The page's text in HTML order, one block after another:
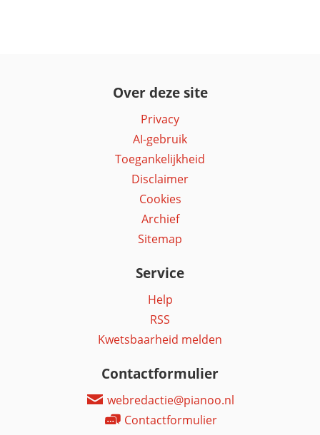
Over deze site
Privacy
AI-gebruik
Toegankelijkheid
Disclaimer
Cookies
Archief
Sitemap
Service
Help
RSS
Kwetsbaarheid melden
Contactformulier
webredactie@pianoo.nl
Contactformulier